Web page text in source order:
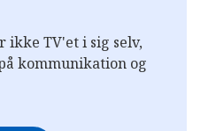
ikke TV'et i sig selv,
kommunikation og